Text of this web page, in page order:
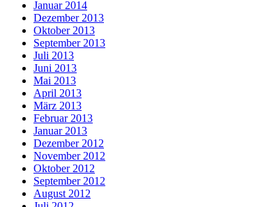
Januar 2014
Dezember 2013
Oktober 2013
September 2013
Juli 2013
Juni 2013
Mai 2013
April 2013
März 2013
Februar 2013
Januar 2013
Dezember 2012
November 2012
Oktober 2012
September 2012
August 2012